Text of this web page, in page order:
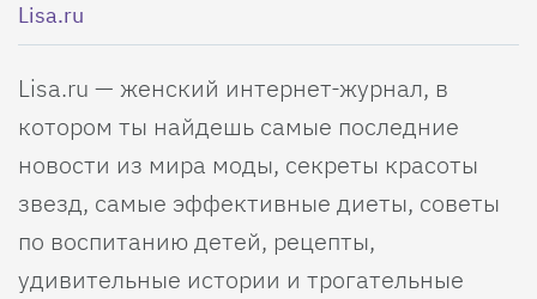
Lisa.ru
Lisa.ru — женский интернет-журнал, в
котором ты найдешь самые последние
новости из мира моды, секреты красоты
звезд, самые эффективные диеты, советы
по воспитанию детей, рецепты,
удивительные истории и трогательные